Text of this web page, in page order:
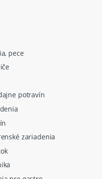
pece
potravín
zariadenia